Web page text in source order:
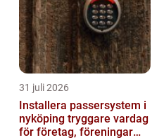
31 juli 2026
Installera passersystem i
nyköping tryggare vardag
för företag, föreningar